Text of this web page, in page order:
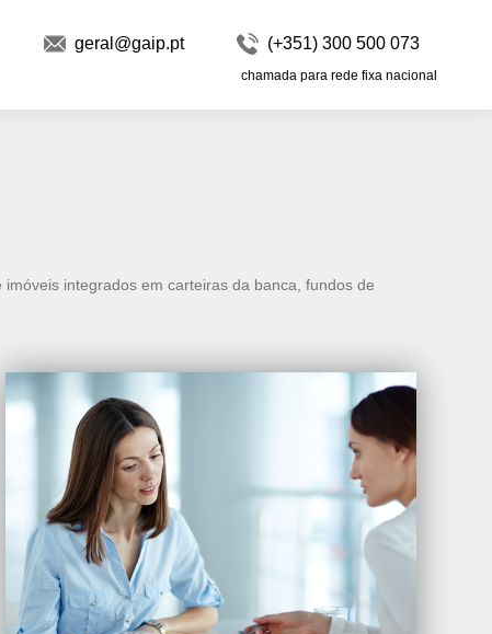
geral@gaip.pt (+351) 300 500 073
chamada para rede fixa nacional
integrados em carteiras da banca, fundos de